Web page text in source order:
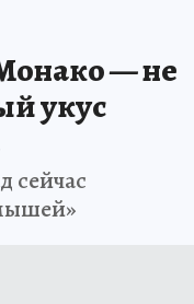
— не
укус
сейчас